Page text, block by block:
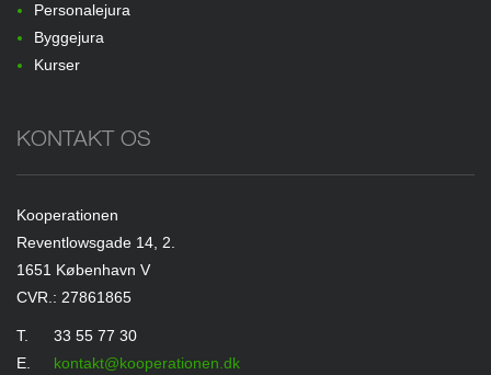
Personalejura
Byggejura
Kurser
KONTAKT OS
Kooperationen
Reventlowsgade 14, 2.
1651 København V
CVR.: 27861865
T.
33 55 77 30
E.
kontakt@kooperationen.dk